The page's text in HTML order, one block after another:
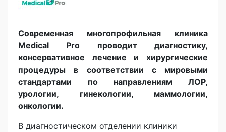
Современная многопрофильная клиника
Medical Pro проводит диагностику,
консервативное лечение и хирургические
процедуры в соответствии с мировыми
стандартами по направлениям ЛОР,
урологии, гинекологии, маммологии,
онкологии.
В диагностическом отделении клиники